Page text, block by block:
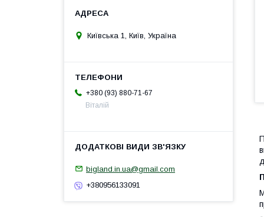
Київська 1, Київ, Україна
+380 (93) 880-71-67
Віталій
bigland.in.ua@gmail.com
+380956133091